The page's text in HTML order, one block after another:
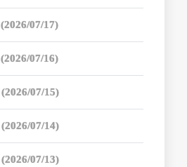
(2026/07/17)
(2026/07/16)
(2026/07/15)
(2026/07/14)
(2026/07/13)